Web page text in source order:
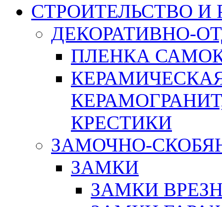
СТРОИТЕЛЬСТВО И
ДЕКОРАТИВНО-
ПЛЕНКА
КРЕСТИКИ
ЗАМОЧНО-
ЗАМКИ
ЗАМКИ